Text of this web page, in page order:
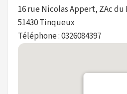
16 rue Nicolas Appert, ZAc
51430 Tinqueux
Téléphone : 0326084397